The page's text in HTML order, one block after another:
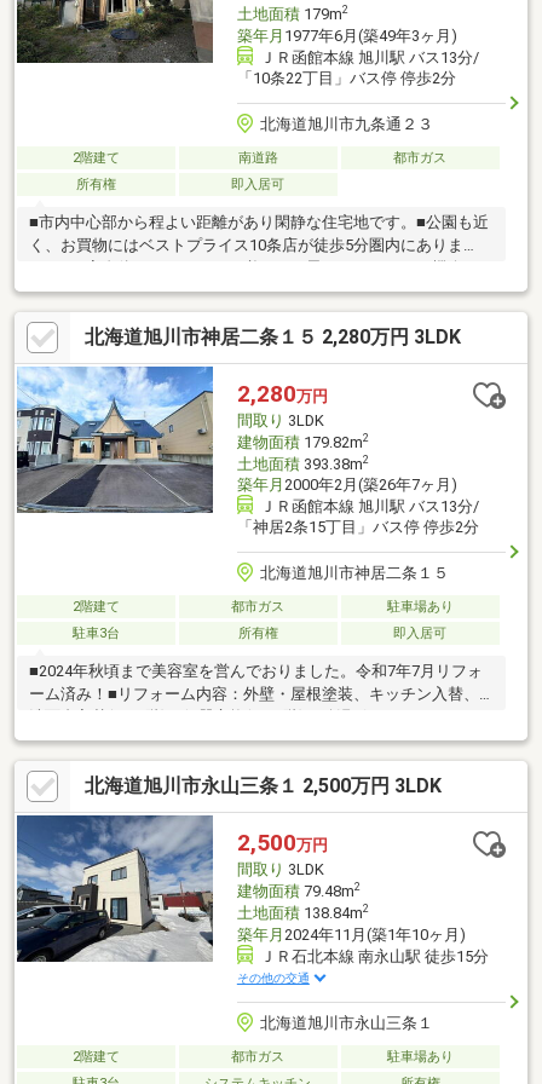
土地面積179m2
築年月 1977年6月(築49年3ヶ月)
ＪＲ函館本線 旭川駅 バス13分/
「10条22丁目」バス停 停歩2分
北海道旭川市九条通２３
2階建て 南道路
都市ガス
所有権
即入居可
■市内中心部から程よい距離があり閑静な住宅地です。■公園も近
く、お買物にはベストプライス10条店が徒歩5分圏内にありま
す。■お家自体はリフォームが必要かと思われます。この機会に
お好きなリフォームをしてみてはいかがでしょうか。※当店では
リフォームのご相談も承っております。気軽にお問い合わせくだ
さい。※この物件は旗竿地になっております。
北海道旭川市神居二条１５ 2,280万円 3LDK
2,280万円
間取り 3LDK
建物面積179.82m2
土地面積393.38m2
築年月 2000年2月(築26年7ヶ月)
ＪＲ函館本線 旭川駅 バス13分/
「神居2条15丁目」バス停 停歩2分
北海道旭川市神居二条１５
2階建て 都市ガス
駐車場あり
駐車3台
所有権 即入居可
■2024年秋頃まで美容室を営んでおりました。令和7年7月リフォ
ーム済み！■リフォーム内容：外壁・屋根塗装、キッチン入替、
ーブ入替(セミセントラル)、クロス、CF貼替、畳表替え、集成カ
ウンター塗装・補修、照明器具交換■環状1号線に面しており、周
辺にはスーパー、コンビニ、病院など商業施設が多くあるため利
便性の良い立地です。■随時内覧可能ですのでお気軽にお問合せ
下さい!
北海道旭川市永山三条１ 2,500万円 3LDK
2,500万円
間取り 3LDK
建物面積79.48m2
土地面積138.84m2
築年月 2024年11月(築1年10ヶ月)
ＪＲ石北本線 南永山駅 徒歩15分
その他の交通
北海道旭川市永山三条１
2階建て 都市ガス
駐車場あり